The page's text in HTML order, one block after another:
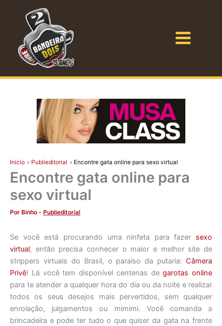
conteúdo
Início Publieditorial Encontre gata online para sexo virtual
Encontre gata online para
sexo virtual
Por Binho - Publieditorial
Se você está procurando uma ninfeta para fazer sexo
virtual, então precisa conhecer o maior e melhor site de
strippers virtuais do Brasil, o paraíso da putaria: Câmera
Privê! Lá você tem disponível centenas degarotas online
para te atender a qualquer hora do dia ou da noite e realizar
todos os seus desejos mais pervertidos, sem qualquer
enrolação, julgamentos ou mimimi. Você comanda a
brincadeira e pode ter tudo o que quiser da gata na frente